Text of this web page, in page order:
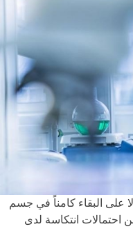
على البقاء كامناً في جسم
احتمالات انتكاسة لدى